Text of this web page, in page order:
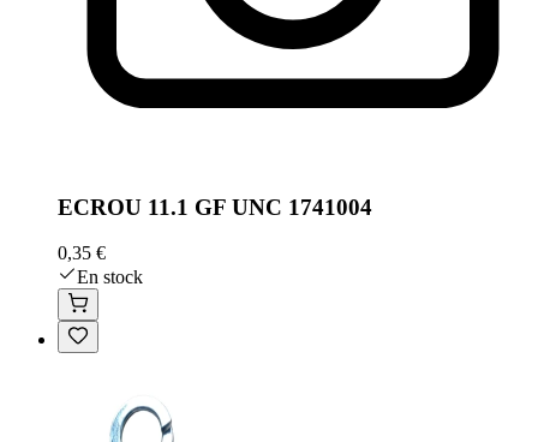
ECROU 11.1 GF UNC 1741004
0,35 €
En stock